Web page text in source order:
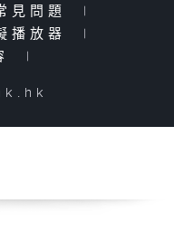
見問題
|
播放器
|
|